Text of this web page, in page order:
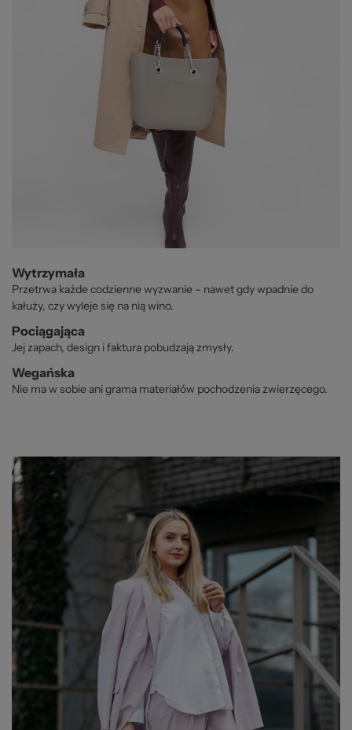
Wytrzymała
Przetrwa każde codzienne wyzwanie – nawet gdy wpadnie do
kałuży, czy wyleje się na nią wino.
Pociągająca
Jej zapach, design i faktura pobudzają zmysły.
Wegańska
Nie ma w sobie ani grama materiałów pochodzenia zwierzęcego.